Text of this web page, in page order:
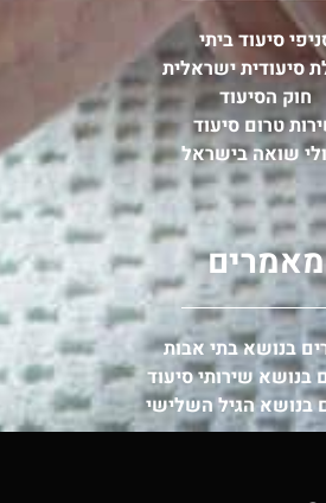
סיעוד ביתי
סיעודית ישראלית
חוק הסיעוד
טרום סיעוד
שואה בישראל
מאמרים
בנושא בתי אבות
בנושא שירותי סיעוד
בנושא הגיל השלישי